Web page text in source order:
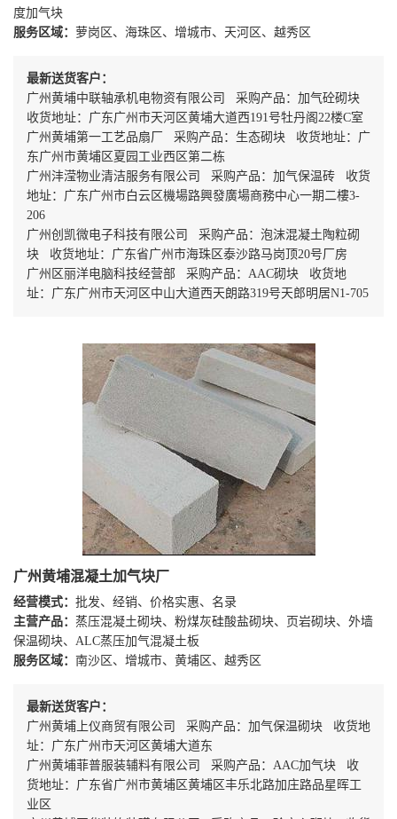
度加气块
服务区域： 萝岗区、海珠区、增城市、天河区、越秀区
最新送货客户：
广州黄埔中联轴承机电物资有限公司 采购产品：加气砼砌块
收货地址：广东广州市天河区黄埔大道西191号牡丹阁22楼C室
广州黄埔第一工艺品扇厂 采购产品：生态砌块 收货地址：广
东广州市黄埔区夏园工业西区第二栋
广州沣滢物业清洁服务有限公司 采购产品：加气保温砖 收货
地址：广东广州市白云区機場路興發廣場商務中心一期二樓3-
206
广州创凯微电子科技有限公司 采购产品：泡沫混凝土陶粒砌
块 收货地址：广东省广州市海珠区泰沙路马岗顶20号厂房
广州区丽洋电脑科技经营部 采购产品：AAC砌块 收货地
址：广东广州市天河区中山大道西天朗路319号天郎明居N1-705
广州黄埔混凝土加气块厂
经营模式： 批发、经销、价格实惠、名录
主营产品： 蒸压混凝土砌块、粉煤灰硅酸盐砌块、页岩砌块、外墙
保温砌块、ALC蒸压加气混凝土板
服务区域： 南沙区、增城市、黄埔区、越秀区
最新送货客户：
广州黄埔上仪商贸有限公司 采购产品：加气保温砌块 收货地
址：广东广州市天河区黄埔大道东
广州黄埔菲普服装辅料有限公司 采购产品：AAC加气块 收
货地址：广东省广州市黄埔区黄埔区丰乐北路加庄路品星晖工
业区